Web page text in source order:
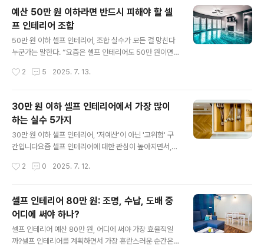
확히 말하면 70만 원이라는 예산을 들여, 내 공간을 '예쁘
게 바꾸는 것'만 생각했다.결과적으로 예쁜 공간은 완성됐
다.사진을 찍으면 그럴듯했고, 지인들이 와서도 “와, 호텔
같아”라는 말을 해줬다.하지만 정작 내가 그 공간에서 살기
시작했을 때, 진짜 불편함이 하나둘 쌓이기 시작했다.테이
러그는 청소가 너무 어렵고, 커튼은 여름에 햇빛을 막지 못
예산 50만 원 이하라면 반드시 피해야 할 셀
프 인테리어 조합
50만 원 이하 셀프 인테리어, 조합 실수가 모든 걸 망친다
누군가는 말한다. “요즘은 셀프 인테리어도 50만 원이면
원 인테리어 비포 애프터’라는 콘텐츠가 넘쳐나고, 실제로
지만 중요한 사실은, 그런 영상과 사진 속 공간은 기존의 구
조가 이미 갖춰져 있거나, 연출된 결과물이라는 점이다.나
는 실제로 예산 50만 원으로 셀프 인테리어를 시도했던 사
람이다.벽지 바꾸고, 커튼 사고, 러그 깔고, 가구도 하나 바
꾸면 뭔가 바뀔 줄 알았다.결과적으로 말하면, 분명히 돈은
추가 비용까지 들었다.문제는 예산 자체가 아니었다.50만
2 5 2025. 7. 13.
30만 원 이하 셀프 인테리어에서 가장 많이
하는 실수 5가지
30만 원 이하 셀프 인테리어, '저예산'이 아닌 '고위험' 구
간입니다요즘 셀프 인테리어에 대한 관심이 높아지면서,
많아졌다. 특히 30만 원 이하의 예산으로 셀프 인테리어를
키트’, ‘패브릭 소품 패키지’ 등이 넘쳐나고, 유튜브에는 10
만 원, 20만 원으로 완성했다는 콘텐츠가 인기다.나 역시
과거에 30만 원 예산으로 셀프 인테리어를 시도했던 경험
이 있다. 그런데 결과는 기대와 완전히 달랐다. 예산은 빠르
2 0 2025. 7. 12.
셀프 인테리어 80만 원: 조명, 수납, 도배 중
어디에 써야 하나?
셀프 인테리어 예산 80만 원, 어디에 써야 가장 효율적일
까?셀프 인테리어를 계획하면서 가장 혼란스러운 순간은